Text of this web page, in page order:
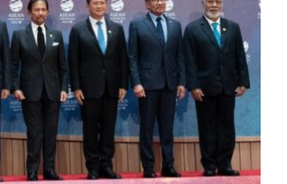
ព័ត៌មាន​